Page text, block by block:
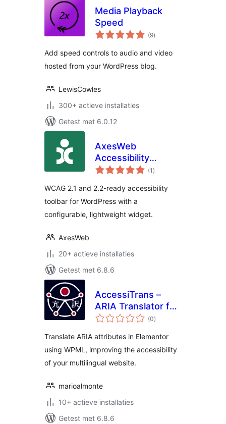
Media Playback
Speed
(9totaal
waarderingen
)
Add speed controls to audio and video
hosted from your WordPress blog.
LewisCowles
300+ actieve installaties
Getest met 6.0.12
AxesWeb
Accessibility
Solution
(1 totaal
waarderingen
)
WCAG 2.1 and 2.2-ready accessibility
toolbar for WordPress with a
configurable, lightweight widget.
AxesWeb
20+ actieve installaties
Getest met 6.8.6
AccessiTrans –
ARIA Translator for
WPML & Elementor
(0totaal
waarderingen
)
Translate ARIA attributes in Elementor
using WPML, improving the accessibility
of your multilingual website.
marioalmonte
10+ actieve installaties
Getest met 6.8.6